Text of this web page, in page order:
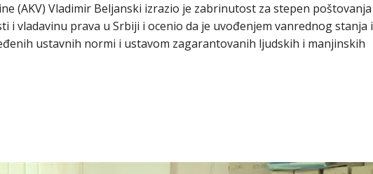
(AKV) Vladimir Beljanski izrazio je zabrinutost za stepen poštovanja
i vladavinu prava u Srbiji i ocenio da je uvođenjem vanrednog stanja i
ustavnih normi i ustavom zagarantovanih ljudskih i manjinskih